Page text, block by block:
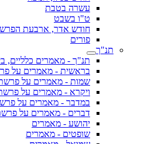
עשרה בטבת
ט"ו בשבט
חודש אדר, ארבעת
פורים
תנ"ך
תנ"ך - מאמרים כלליים,
בראשית - מאמרים על
שמות - מאמרים על
ויקרא - מאמרים על
במדבר - מאמרים על
דברים - מאמרים על
יהושע - מאמרים
שופטים - מאמרים